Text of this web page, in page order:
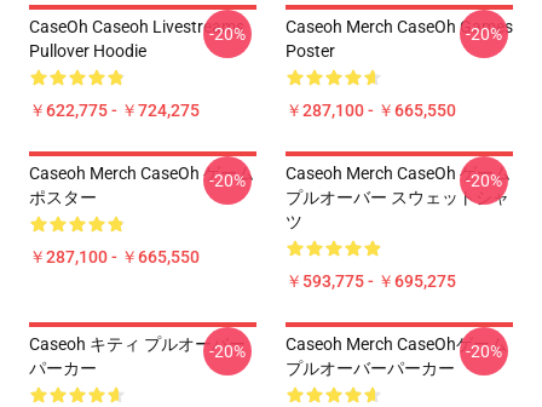
CaseOh Caseoh Livestreams
Pullover Hoodie
￥622,775 - ￥724,275
-20%
Caseoh Merch CaseOh Games
Poster
￥287,100 - ￥665,550
-20%
Caseoh Merch CaseOh ゲーム
ポスター
￥287,100 - ￥665,550
-20%
Caseoh Merch CaseOh ゲーム
プルオーバー スウェットシャ
ツ
￥593,775 - ￥695,275
-20%
Caseoh キティ プルオーバー
パーカー
-20%
Caseoh Merch CaseOhゲーム
プルオーバーパーカー
-20%